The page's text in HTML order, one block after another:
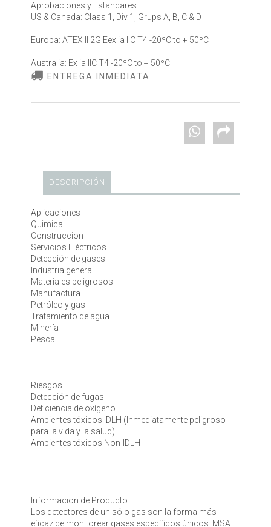
Aprobaciones y Estandares
US & Canada: Class 1, Div 1, Grups A, B, C & D
Europa: ATEX II 2G Eex ia IIC T4 -20ºC to + 50ºC
Australia: Ex ia IIC T4 -20ºC to + 50ºC
ENTREGA INMEDIATA
DESCRIPCIÓN
Aplicaciones
Quimica
Construccion
Servicios Eléctricos
Detección de gases
Industria general
Materiales peligrosos
Manufactura
Petróleo y gas
Tratamiento de agua
Minería
Pesca
Riesgos
Detección de fugas
Deficiencia de oxígeno
Ambientes tóxicos IDLH (Inmediatamente peligroso
para la vida y la salud)
Ambientes tóxicos Non-IDLH
Informacion de Producto
Los detectores de un sólo gas son la forma más
eficaz de monitorear gases específicos únicos. MSA